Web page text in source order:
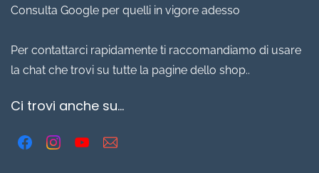
Consulta Google per quelli in vigore adesso
Per contattarci rapidamente ti raccomandiamo di usare
la chat che trovi su tutte la pagine dello shop..
Ci trovi anche su...